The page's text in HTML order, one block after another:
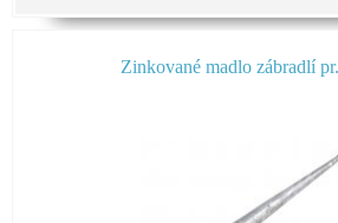
Zinkované madlo zábradlí